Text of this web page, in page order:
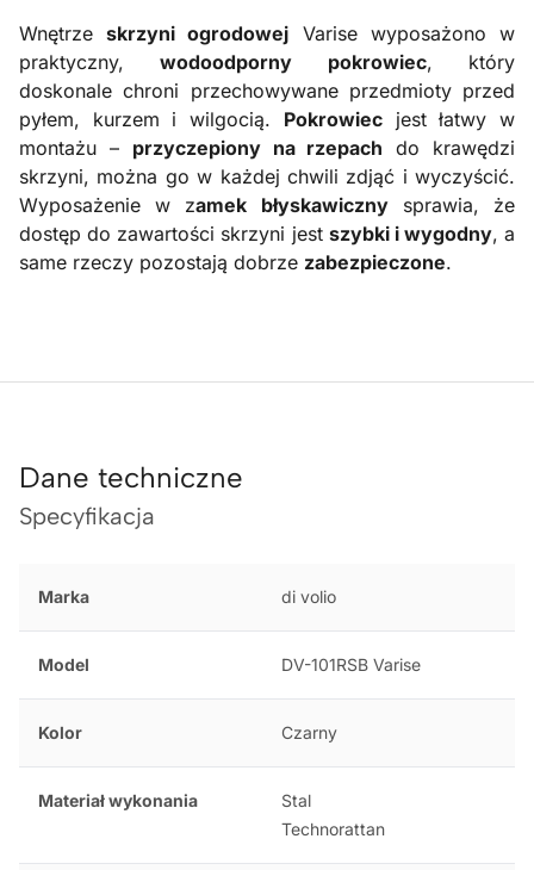
Wnętrzeskrzyni ogrodowej Varise wyposażono w
praktyczny,wodoodporny pokrowiec, który
doskonale chroni przechowywane przedmioty przed
pyłem, kurzem i wilgocią. Pokrowiecjest łatwy w
montażu – przyczepiony na rzepach do krawędzi
skrzyni, można go w każdej chwili zdjąć i wyczyścić.
Wyposażenie w zamek błyskawicznysprawia, że
dostęp do zawartości skrzyni jest szybki i wygodny, a
same rzeczy pozostają dobrze zabezpieczone.
Dane techniczne
Specyfikacja
Marka di volio
Model DV-101RSB Varise
Kolor Czarny
Materiał wykonania
Stal
Technorattan